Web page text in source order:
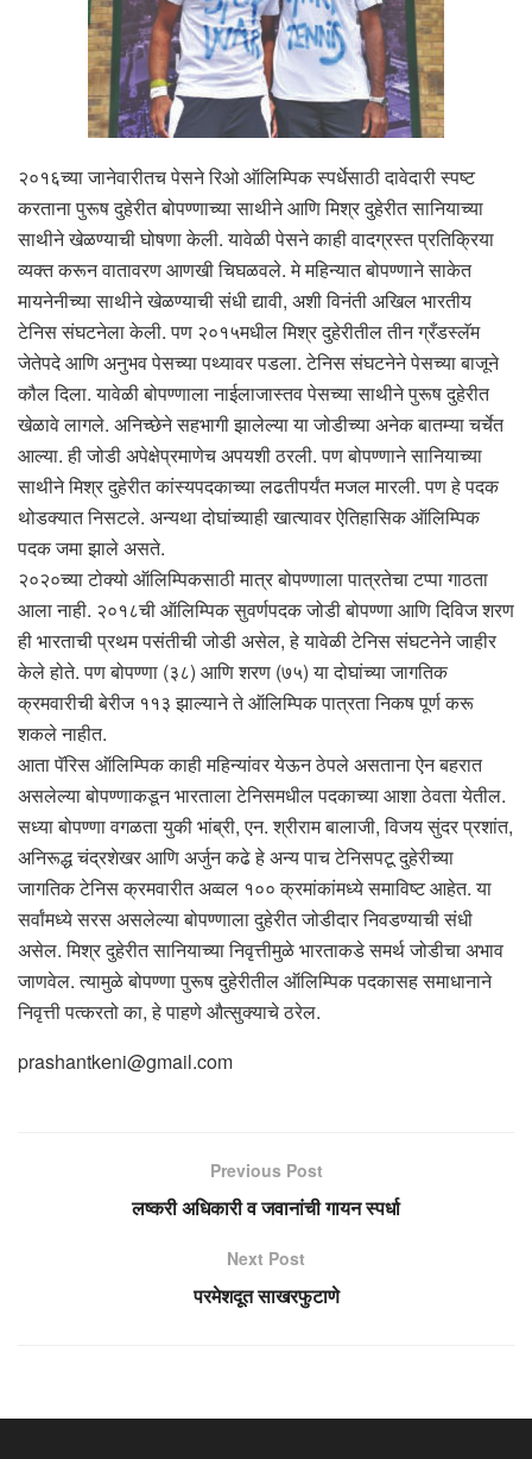
२०१६च्या जानेवारीतच पेसने रिओ ऑलिम्पिक स्पर्धेसाठी दावेदारी स्पष्ट
करताना पुरूष दुहेरीत बोपण्णाच्या साथीने आणि मिश्र दुहेरीत सानियाच्या
साथीने खेळण्याची घोषणा केली. यावेळी पेसने काही वादग्रस्त प्रतिक्रिया
व्यक्त करून वातावरण आणखी चिघळवले. मे महिन्यात बोपण्णाने साकेत
मायनेनीच्या साथीने खेळण्याची संधी द्यावी, अशी विनंती अखिल भारतीय
टेनिस संघटनेला केली. पण २०१५मधील मिश्र दुहेरीतील तीन ग्रँडस्लॅम
जेतेपदे आणि अनुभव पेसच्या पथ्यावर पडला. टेनिस संघटनेने पेसच्या बाजूने
कौल दिला. यावेळी बोपण्णाला नाईलाजास्तव पेसच्या साथीने पुरूष दुहेरीत
खेळावे लागले. अनिच्छेने सहभागी झालेल्या या जोडीच्या अनेक बातम्या चर्चेत
आल्या. ही जोडी अपेक्षेप्रमाणेच अपयशी ठरली. पण बोपण्णाने सानियाच्या
साथीने मिश्र दुहेरीत कांस्यपदकाच्या लढतीपर्यंत मजल मारली. पण हे पदक
थोडक्यात निसटले. अन्यथा दोघांच्याही खात्यावर ऐतिहासिक ऑलिम्पिक
पदक जमा झाले असते.
२०२०च्या टोक्यो ऑलिम्पिकसाठी मात्र बोपण्णाला पात्रतेचा टप्पा गाठता
आला नाही. २०१८ची ऑलिम्पिक सुवर्णपदक जोडी बोपण्णा आणि दिविज शरण
ही भारताची प्रथम पसंतीची जोडी असेल, हे यावेळी टेनिस संघटनेने जाहीर
केले होते. पण बोपण्णा (३८) आणि शरण (७५) या दोघांच्या जागतिक
क्रमवारीची बेरीज ११३ झाल्याने ते ऑलिम्पिक पात्रता निकष पूर्ण करू
शकले नाहीत.
आता पॅरिस ऑलिम्पिक काही महिन्यांवर येऊन ठेपले असताना ऐन बहरात
असलेल्या बोपण्णाकडून भारताला टेनिसमधील पदकाच्या आशा ठेवता येतील.
सध्या बोपण्णा वगळता युकी भांब्री, एन. श्रीराम बालाजी, विजय सुंदर प्रशांत,
अनिरूद्ध चंद्रशेखर आणि अर्जुन कढे हे अन्य पाच टेनिसपटू दुहेरीच्या
जागतिक टेनिस क्रमवारीत अव्वल १०० क्रमांकांमध्ये समाविष्ट आहेत. या
सर्वांमध्ये सरस असलेल्या बोपण्णाला दुहेरीत जोडीदार निवडण्याची संधी
असेल. मिश्र दुहेरीत सानियाच्या निवृत्तीमुळे भारताकडे समर्थ जोडीचा अभाव
जाणवेल. त्यामुळे बोपण्णा पुरूष दुहेरीतील ऑलिम्पिक पदकासह समाधानाने
निवृत्ती पत्करतो का, हे पाहणे औत्सुक्याचे ठरेल.
prashantkeni@gmail.com
Previous Post
लष्करी अधिकारी व जवानांची गायन स्पर्धा
Next Post
परमेशदूत साखरफुटाणे